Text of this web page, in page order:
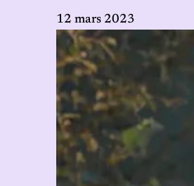
12 mars 2023